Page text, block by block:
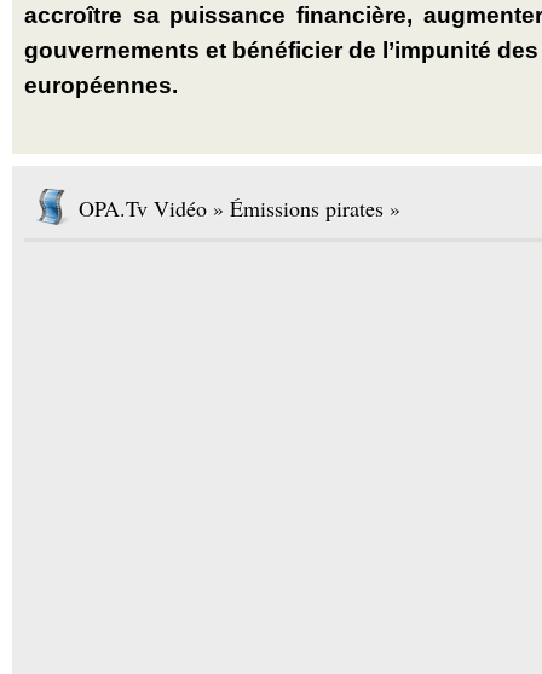
accroître sa puissance financière,
gouvernements et bénéficier de l’impunité
européennes.
OPA.Tv Vidéo » Émissions pirates »